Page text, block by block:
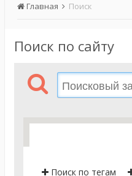
Главная Поиск
Поиск по сайту
Поиск по тегам